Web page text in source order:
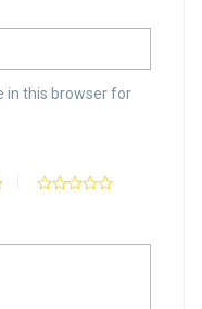
in this browser for